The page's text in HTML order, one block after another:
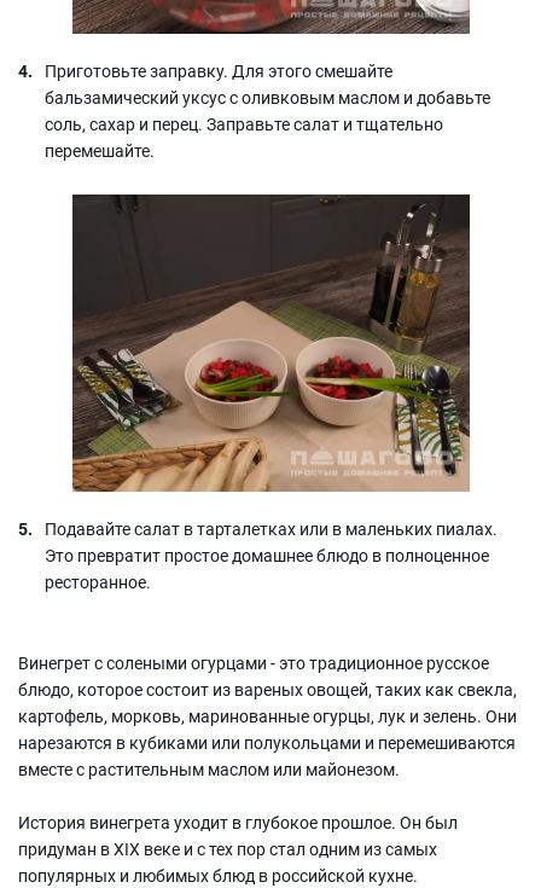
Приготовьте заправку. Для этого смешайте
бальзамический уксус с оливковым маслом и добавьте
соль, сахар и перец. Заправьте салат и тщательно
перемешайте.
Подавайте салат в тарталетках или в маленьких пиалах.
Это превратит простое домашнее блюдо в полноценное
ресторанное.
Винегрет с солеными огурцами - это традиционное русское
блюдо, которое состоит из вареных овощей, таких как свекла,
картофель, морковь, маринованные огурцы, лук и зелень. Они
нарезаются в кубиками или полукольцами и перемешиваются
вместе с растительным маслом или майонезом.
История винегрета уходит в глубокое прошлое. Он был
придуман в XIX веке и с тех пор стал одним из самых
популярных и любимых блюд в российской кухне.